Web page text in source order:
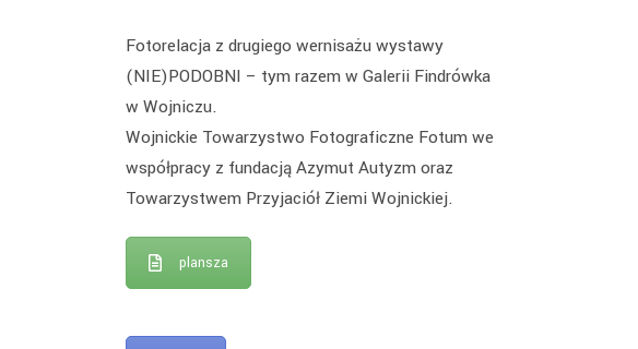
Fotorelacja z drugiego wernisażu wystawy
(NIE)PODOBNI – tym razem w Galerii Findrówka
w Wojniczu.
Wojnickie Towarzystwo Fotograficzne Fotum we
współpracy z fundacją Azymut Autyzm oraz
Towarzystwem Przyjaciół Ziemi Wojnickiej.
plansza